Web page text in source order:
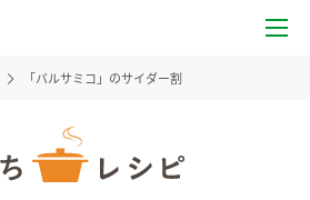
「バルサミコ」のサイダー割